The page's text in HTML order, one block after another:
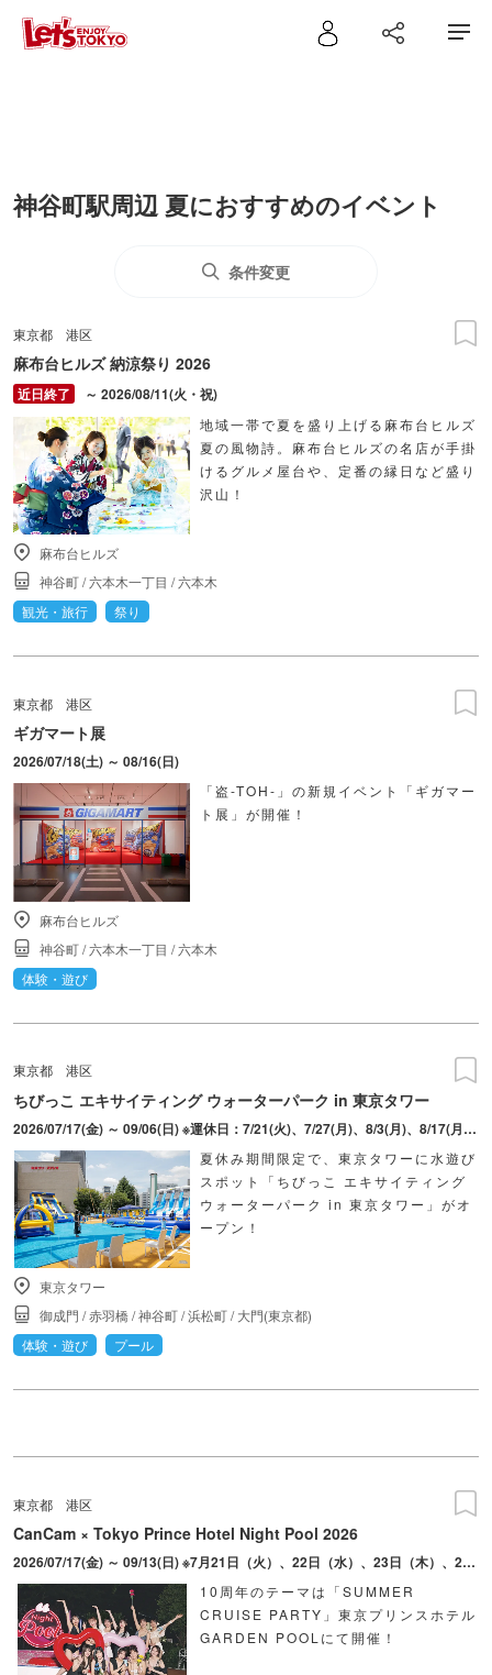
神谷町駅周辺 夏におすすめのイベント
条件変更
東京都 港区
麻布台ヒルズ 納涼祭り 2026
～ 2026/08/11(火・祝)
地域一帯で夏を盛り上げる麻布台ヒルズ
夏の風物詩。麻布台ヒルズの名店が手掛
けるグルメ屋台や、定番の縁日など盛り
沢山！
麻布台ヒルズ
神谷町/六本木一丁目 /六本木
観光・旅行
祭り
東京都 港区
ギガマート展
2026/07/18(土) ～ 08/16(日)
「盗-TOH-」の新規イベント「ギガマー
ト展」が開催！
麻布台ヒルズ
神谷町/六本木一丁目 /六本木
体験・遊び
東京都 港区
ちびっこ エキサイティング ウォーターパーク in 東京タワー
2026/07/17(金) ～ 09/06(日) ※運休日：7/21(火)、7/27(月)、8/3(月)、8/17(月)、8/24(月)、9/1(火)
夏休み期間限定で、東京タワーに水遊び
スポット「ちびっこ エキサイティング
ウォーターパーク in 東京タワー」がオ
ープン！
東京タワー
御成門 /赤羽橋/神谷町/浜松町/大門(東京都)
体験・遊び
プール
東京都 港区
CanCam × Tokyo Prince Hotel Night Pool 2026
2026/07/17(金) ～ 09/13(日) ※7月21日（火）、22日（水）、23日（木）、27日（月）、28日（火）、29日（水）、30日（木）は営業されません。
10周年のテーマは「SUMMER
CRUISE PARTY」東京プリンスホテル
GARDEN POOLにて開催！